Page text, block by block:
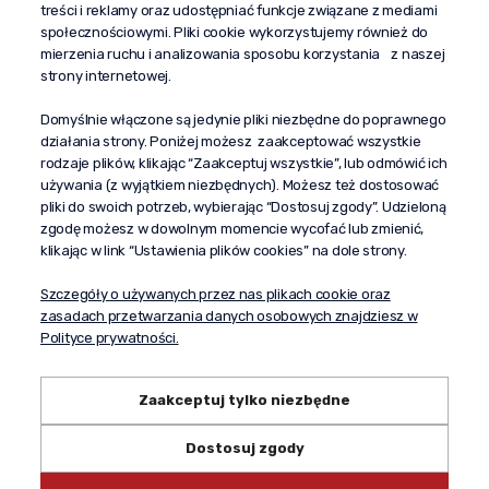
“Propaganda"
al. Komisji Edukacji Narodowej 51/U5
02-797 Warszawa
Pomoc
Dostawa
Moje konto
O firmie
treści i reklamy oraz udostępniać funkcje związane z mediami
społecznościowymi. Pliki cookie wykorzystujemy również do
mierzenia ruchu i analizowania sposobu korzystania z naszej
strony internetowej.
Domyślnie włączone są jedynie pliki niezbędne do poprawnego
działania strony. Poniżej możesz zaakceptować wszystkie
rodzaje plików, klikając “Zaakceptuj wszystkie”, lub odmówić ich
używania (z wyjątkiem niezbędnych). Możesz też dostosować
pliki do swoich potrzeb, wybierając “Dostosuj zgody”. Udzieloną
zgodę możesz w dowolnym momencie wycofać lub zmienić,
klikając w link “Ustawienia plików cookies” na dole strony.
Szczegóły o używanych przez nas plikach cookie oraz
zasadach przetwarzania danych osobowych znajdziesz w
Polityce prywatności.
Zaakceptuj tylko niezbędne
Dostosuj zgody